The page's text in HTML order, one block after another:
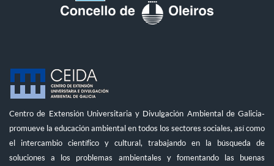
Centro de Extensión Universitaria y Divulgación Ambiental de Galicia-
promueve la educación ambiental en todos los sectores sociales, así como
el intercambio científico y cultural, trabajando en la búsqueda de
soluciones a los problemas ambientales y fomentando las buenas